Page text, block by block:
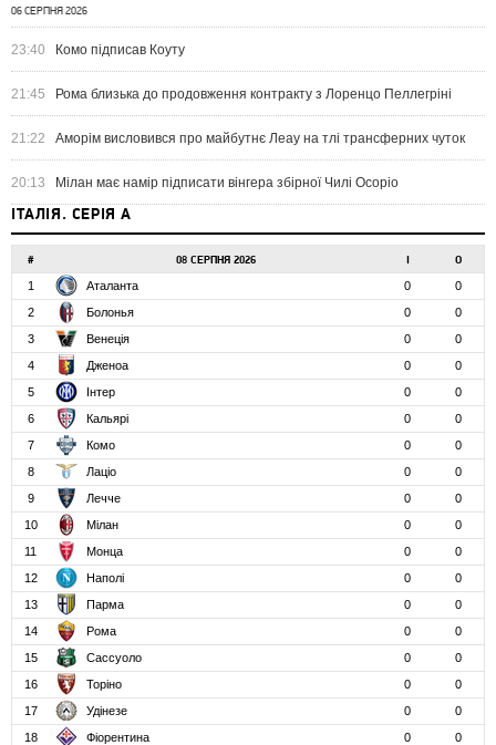
06 СЕРПНЯ 2026
23:40 Комо підписав Коуту
21:45 Рома близька до продовження контракту з Лоренцо Пеллегріні
21:22 Аморім висловився про майбутнє Леау на тлі трансферних чуток
20:13 Мілан має намір підписати вінгера збірної Чилі Осоріо
ІТАЛІЯ. СЕРІЯ А
# 08 СЕРПНЯ 2026 О
1 Аталанта 0
0
2
Болонья 0
0
3
Венеція 0
0
4
Дженоа 0
0
5
Інтер 0
0
6
Кальярі 0
0
7
Комо 0
0
8
Лаціо 0
0
9
Лечче 0
0
10
Мілан 0
0
11
Монца 0
0
12
Наполі 0
0
13
Парма 0
0
14
Рома 0
0
15
Сассуоло 0
0
16
Торіно 0
0
17
Удінезе 0
0
18
Фіорентина 0
0